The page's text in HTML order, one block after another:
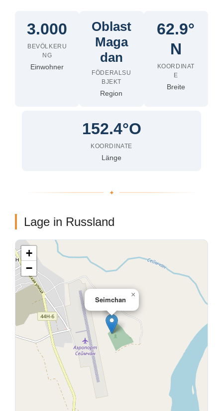
3.000
BEVÖLKERU
NG
Einwohner
Oblast
Maga
dan
FÖDERALSU
BJEKT
Region
62.9°
N
KOORDINAT
E
Breite
152.4°O
KOORDINATE
Länge
Lage in Russland
Seimchan
×
+
−